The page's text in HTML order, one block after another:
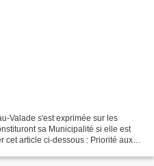
Valade s'est exprimée sur les
sa Municipalité si elle est
cet article ci-dessous : Priorité aux